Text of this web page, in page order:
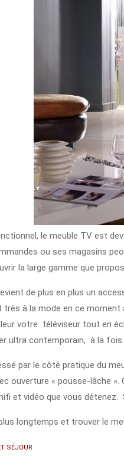
le meuble TV est
ou ses magasins
la large gamme que
de plus en plus un
très à la mode en ce moment
votre téléviseur tout en
ultra contemporain, à la
par le côté pratique du
ouverture « pousse-lâche
et vidéo que vous
longtemps et trouver le
SÉJOUR